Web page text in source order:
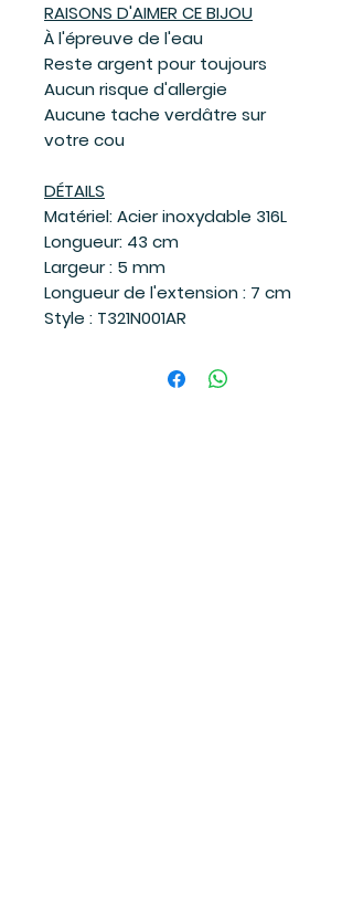
RAISONS D'AIMER CE BIJOU
À l'épreuve de l'eau
Reste argent pour toujours
Aucun risque d'allergie
Aucune tache verdâtre sur
votre cou
DÉTAILS
Matériel: Acier inoxydable 316L
Longueur: 43 cm
Largeur : 5 mm
Longueur de l'extension : 7 cm
Style : T321N001AR